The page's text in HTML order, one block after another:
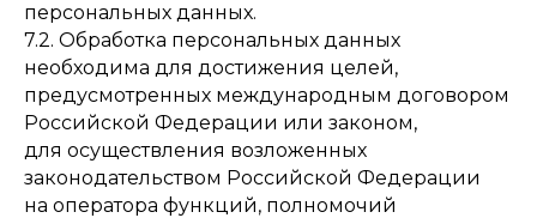
персональных данных.
7.2. Обработка персональных данных
необходима для достижения целей,
предусмотренных международным договором
Российской Федерации или законом,
для осуществления возложенных
законодательством Российской Федерации
на оператора функций, полномочий